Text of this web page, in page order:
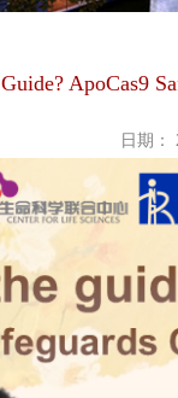
ApoCas9
日期：